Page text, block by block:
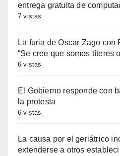
entrega gratuita de
7 vistas
La furia de Oscar Zago con
“Se cree que somos títeres
6 vistas
El Gobierno responde con
la protesta
6 vistas
La causa por el geriátrico
extenderse a otros